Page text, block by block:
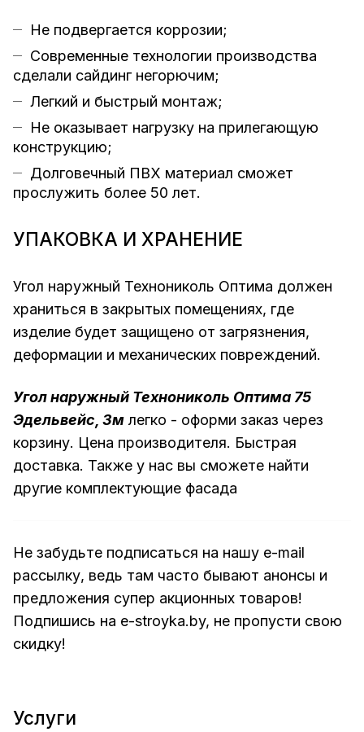
Не подвергается коррозии;
Современные технологии производства
сделали сайдинг негорючим;
Легкий и быстрый монтаж;
Не оказывает нагрузку на прилегающую
конструкцию;
Долговечный ПВХ материал сможет
прослужить более 50 лет.
УПАКОВКА И ХРАНЕНИЕ
Угол наружный Технониколь Оптима должен
храниться в закрытых помещениях, где
изделие будет защищено от загрязнения,
деформации и механических повреждений.
Угол наружный Технониколь Оптима 75
Эдельвейс, 3м легко - оформи заказ через
корзину. Цена производителя. Быстрая
доставка. Также у нас вы сможете найти
другие комплектующие фасада
Не забудьте подписаться на нашу e-mail
рассылку, ведь там часто бывают анонсы и
предложения супер акционных товаров!
Подпишись на e-stroyka.by, не пропусти свою
скидку!
Услуги